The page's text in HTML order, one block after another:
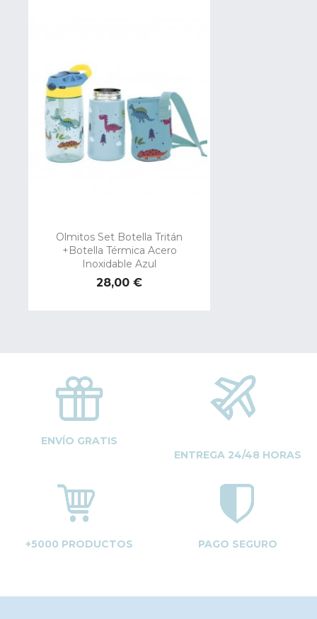
Olmitos Set Botella Tritán
+Botella Térmica Acero
Inoxidable Azul
Precio
28,00 €
ENVÍO GRATIS
ENTREGA 24/48 HORAS
+5000 PRODUCTOS PAGO SEGURO